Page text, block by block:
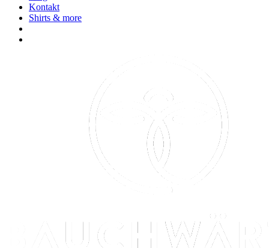
Kontakt
Shirts & more